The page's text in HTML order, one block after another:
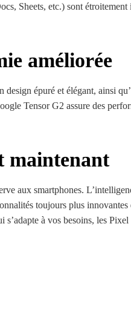
Sheets, etc.) sont étroitement
améliorée
épuré et élégant, ainsi
Tensor G2 assure des
maintenant
aux smartphones.
toujours plus innovantes
à vos besoins, les